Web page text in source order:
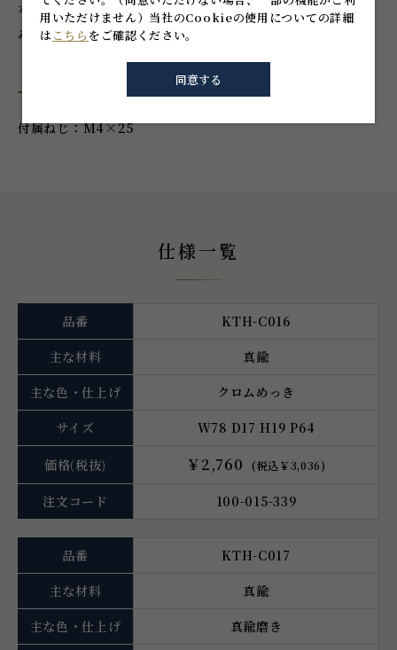
本品は輸入品です。不良があった場合、原則的に代品交換の
みの対応となります。
付属ねじ：M4×25
仕様一覧
品番
KTH-C016
主な材料
真鍮
主な色・仕上げ
クロムめっき
サイズ
W78 D17 H19 P64
価格(税抜) ￥2,760 (税込￥3,036)
注文コード 100-015-339
品番
KTH-C017
主な材料
真鍮
主な色・仕上げ
真鍮磨き
用いただけません） 当社のCookieの使用についての詳細
は こちら をご確認ください。
同意する